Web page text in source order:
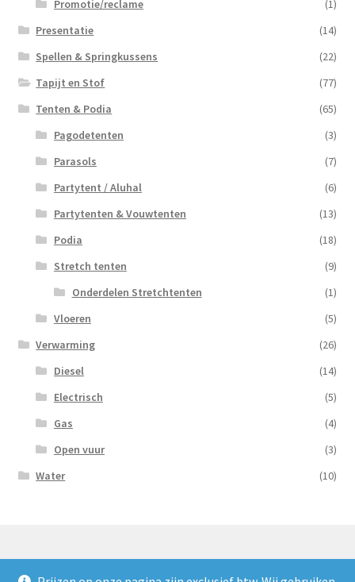
Promotie/reclame
(1)
Presentatie
(14)
Spellen & Springkussens
(22)
Tapijt en Stof
(77)
Tenten & Podia
(65)
Pagodetenten
(3)
Parasols
(7)
Partytent / Aluhal
(6)
Partytenten & Vouwtenten
(13)
Podia
(18)
Stretch tenten
(9)
Onderdelen Stretchtenten
(1)
Vloeren
(5)
Verwarming
(26)
Diesel
(14)
Electrisch
(5)
Gas
(4)
Open vuur
(3)
Water
(10)